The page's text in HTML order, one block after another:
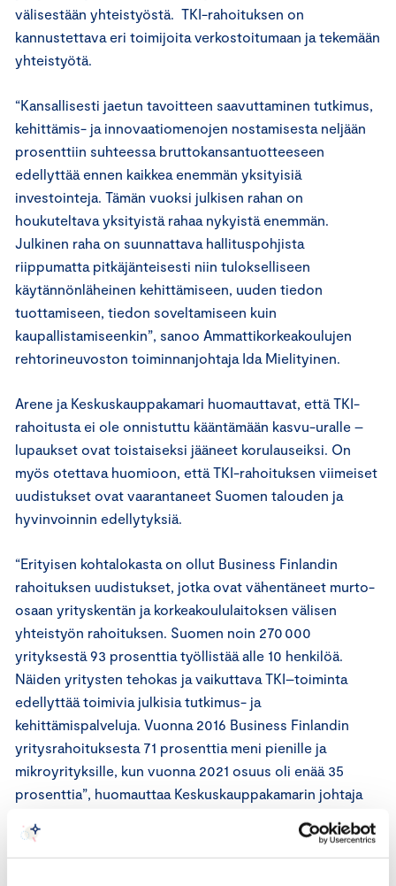
välisestään yhteistyöstä. TKI-rahoituksen on
kannustettava eri toimijoita verkostoitumaan ja tekemään
yhteistyötä.
“Kansallisesti jaetun tavoitteen saavuttaminen tutkimus,
kehittämis- ja innovaatiomenojen nostamisesta neljään
prosenttiin suhteessa bruttokansantuotteeseen
edellyttää ennen kaikkea enemmän yksityisiä
investointeja. Tämän vuoksi julkisen rahan on
houkuteltava yksityistä rahaa nykyistä enemmän.
Julkinen raha on suunnattava hallituspohjista
riippumatta pitkäjänteisesti niin tulokselliseen
käytännönläheinen kehittämiseen, uuden tiedon
tuottamiseen, tiedon soveltamiseen kuin
kaupallistamiseenkin”, sanoo Ammattikorkeakoulujen
rehtorineuvoston toiminnanjohtaja Ida Mielityinen.
Arene ja Keskuskauppakamari huomauttavat, että TKI-
rahoitusta ei ole onnistuttu kääntämään kasvu-uralle –
lupaukset ovat toistaiseksi jääneet korulauseiksi. On
myös otettava huomioon, että TKI-rahoituksen viimeiset
uudistukset ovat vaarantaneet Suomen talouden ja
hyvinvoinnin edellytyksiä.
“Erityisen kohtalokasta on ollut Business Finlandin
rahoituksen uudistukset, jotka ovat vähentäneet murto-
osaan yrityskentän ja korkeakoululaitoksen välisen
yhteistyön rahoituksen. Suomen noin 270 000
yrityksestä 93 prosenttia työllistää alle 10 henkilöä.
Näiden yritysten tehokas ja vaikuttava TKI–toiminta
edellyttää toimivia julkisia tutkimus- ja
kehittämispalveluja. Vuonna 2016 Business Finlandin
yritysrahoituksesta 71 prosenttia meni pienille ja
mikroyrityksille, kun vuonna 2021 osuus oli enää 35
prosenttia”, huomauttaa Keskuskauppakamarin johtaja
Suomen TKI-rahoitus on pirstaloitunut eri ministeriöille